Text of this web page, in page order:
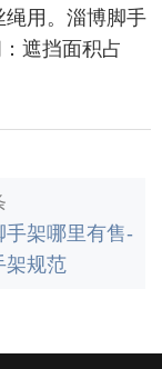
用。淄博脚手
遮挡面积占
手架哪里有售-
架规范